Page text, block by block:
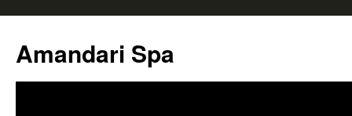
Amandari Spa